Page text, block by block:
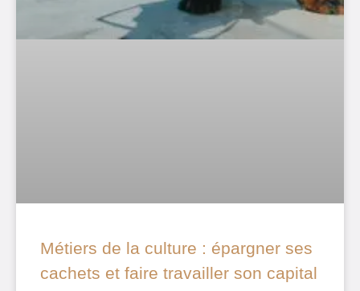
Métiers de la culture : épargner ses
cachets et faire travailler son capital